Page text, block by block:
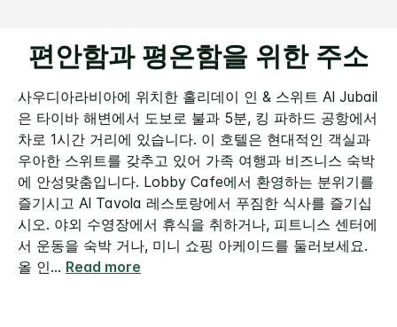
이
지
링
편안함과 평온함을 위한 주소
사우디아라비아에 위치한 홀리데이 인 & 스위트 Al Jubail
은 타이바 해변에서 도보로 불과 5분, 킹 파하드 공항에서
차로 1시간 거리에 있습니다. 이 호텔은 현대적인 객실과
우아한 스위트를 갖추고 있어 가족 여행과 비즈니스 숙박
에 안성맞춤입니다. Lobby Cafe에서 환영하는 분위기를
즐기시고 Al Tavola 레스토랑에서 푸짐한 식사를 즐기십
시오. 야외 수영장에서 휴식을 취하거나, 피트니스 센터에
서 운동을 숙박 거나, 미니 쇼핑 아케이드를 둘러보세요.
올 인... Read more